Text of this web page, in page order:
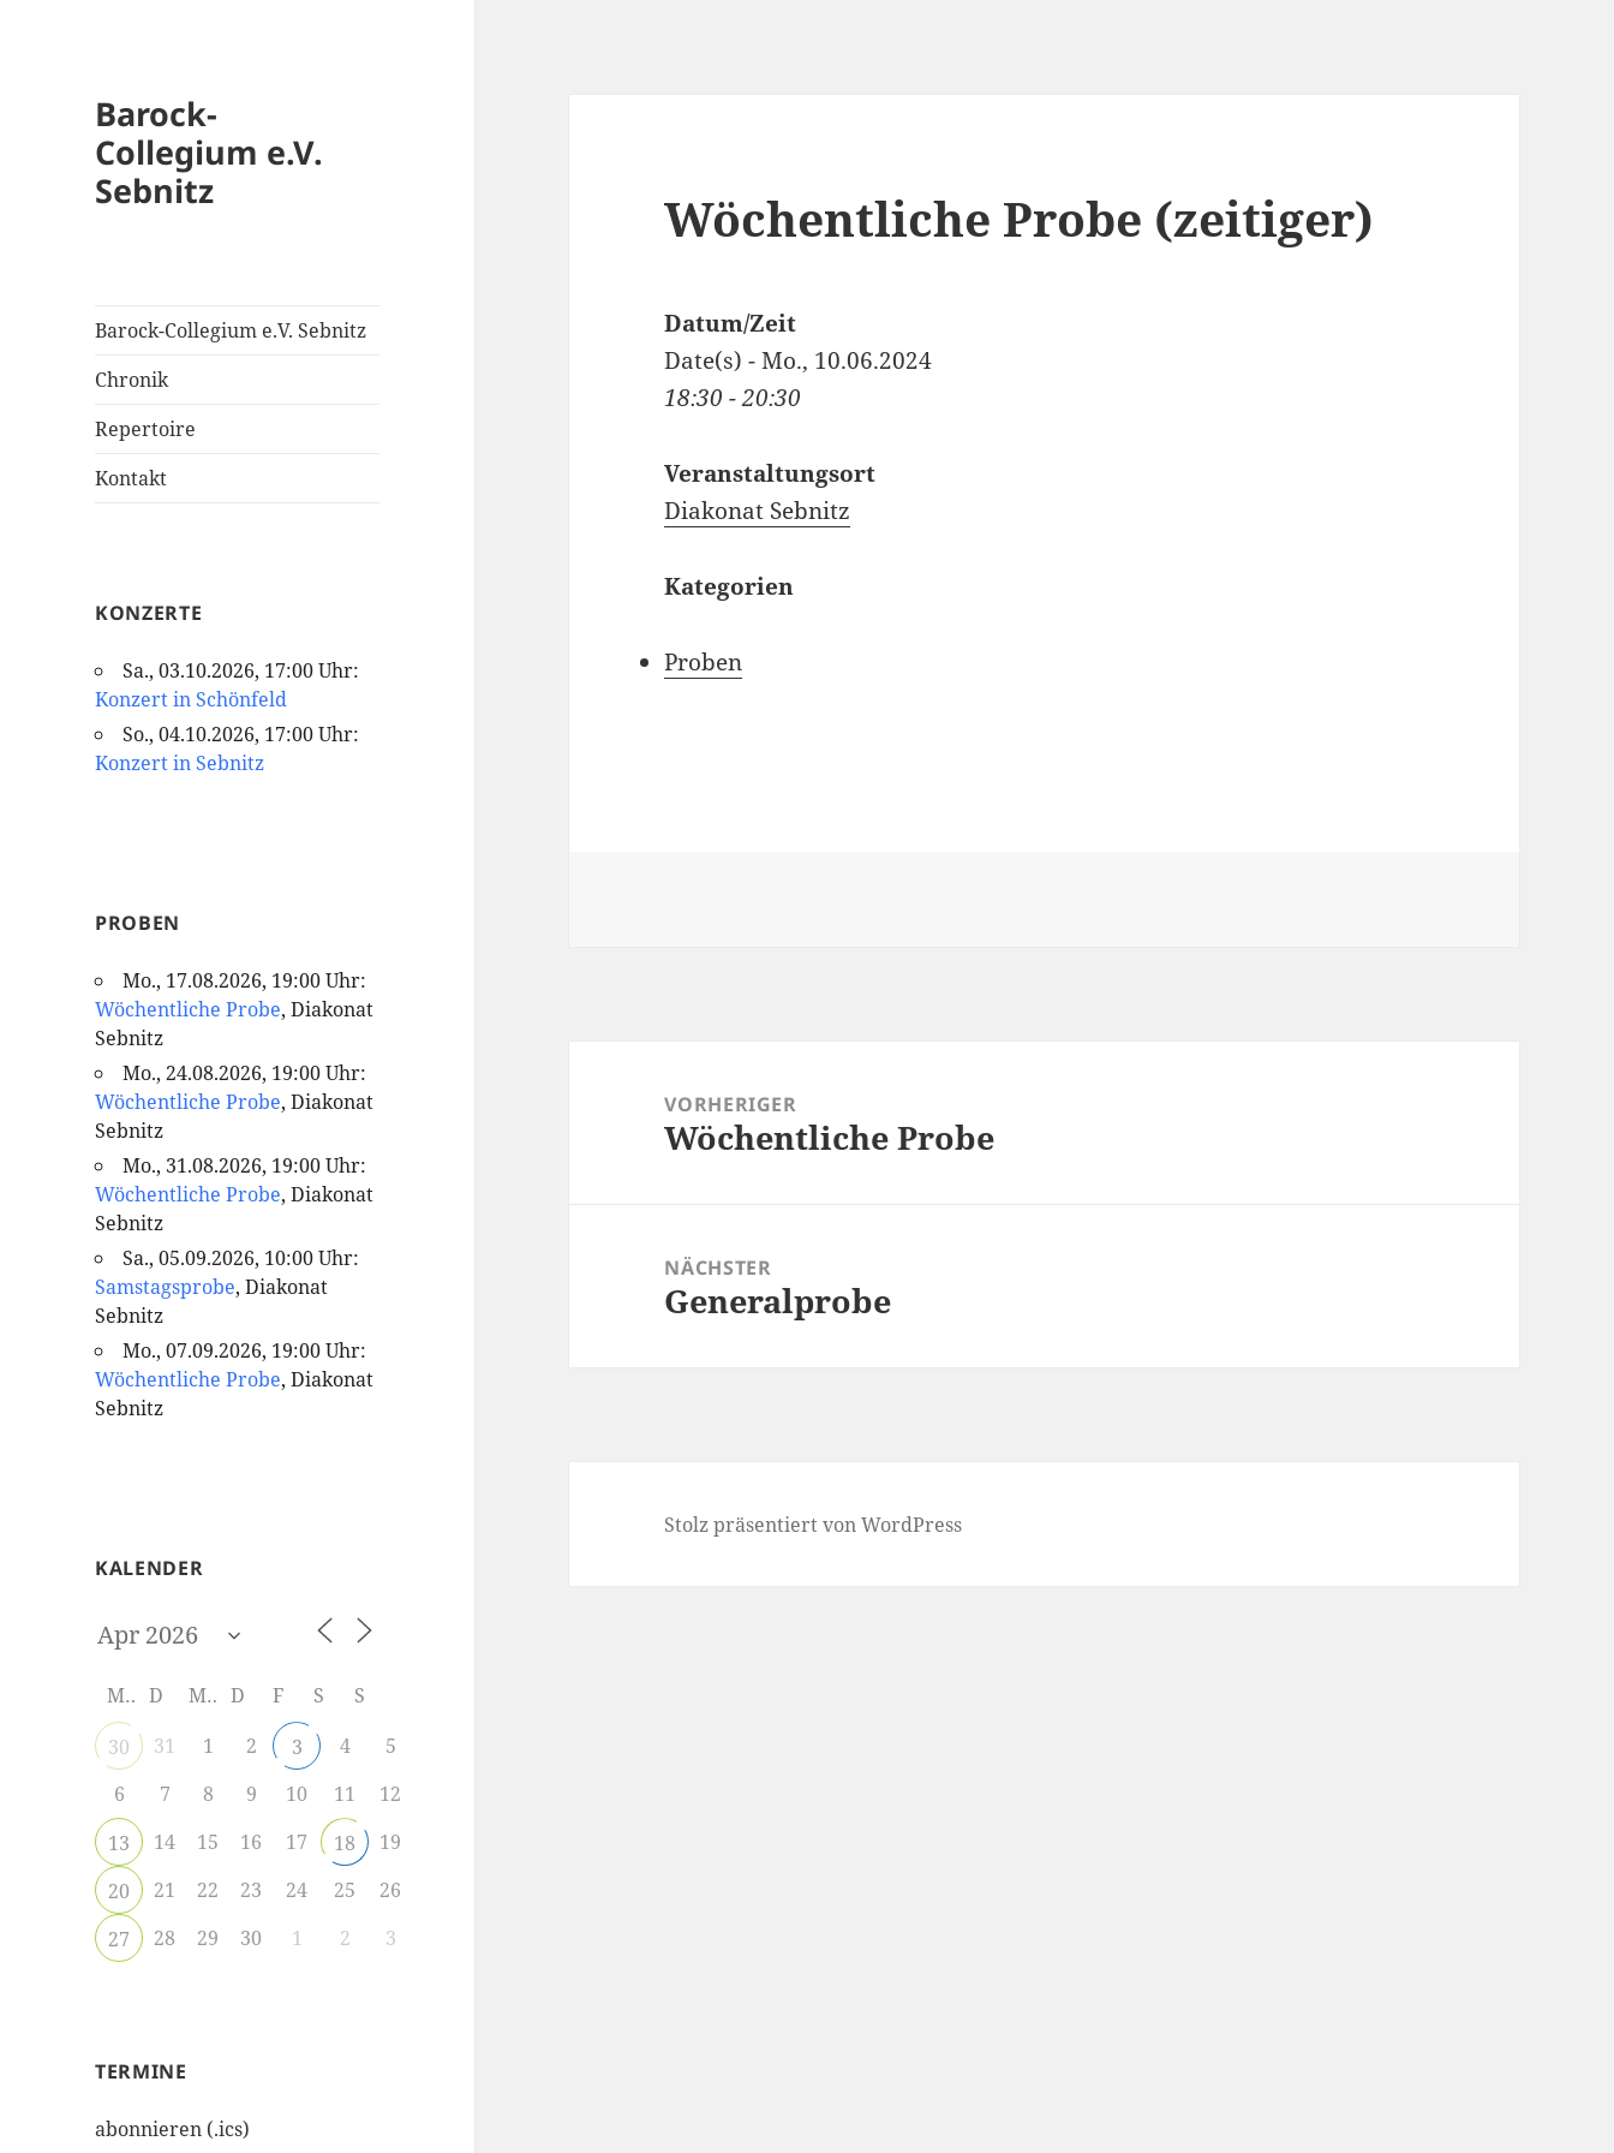
Barock-
Collegium e.V.
Sebnitz
Barock-Collegium e.V. Sebnitz
Chronik
Repertoire
Kontakt
KONZERTE
Sa., 03.10.2026, 17:00 Uhr:
Konzert in Schönfeld
So., 04.10.2026, 17:00 Uhr:
Konzert in Sebnitz
PROBEN
Mo., 17.08.2026, 19:00 Uhr:
Wöchentliche Probe, Diakonat
Sebnitz
Mo., 24.08.2026, 19:00 Uhr:
Wöchentliche Probe, Diakonat
Sebnitz
Mo., 31.08.2026, 19:00 Uhr:
Wöchentliche Probe, Diakonat
Sebnitz
Sa., 05.09.2026, 10:00 Uhr:
Samstagsprobe, Diakonat
Sebnitz
Mo., 07.09.2026, 19:00 Uhr:
Wöchentliche Probe, Diakonat
Sebnitz
KALENDER
M D M D F S
S
30
31 1 2 3 4
5
6
7 8 9 10 11
12
13
14 15 16 17 18
19
20
21 22 23 24 25
26
27
28 29 30 1 2 3
TERMINE
abonnieren (.ics)
Wöchentliche Probe (zeitiger)
Datum/Zeit
Date(s) - Mo., 10.06.2024
18:30 - 20:30
Veranstaltungsort
Diakonat Sebnitz
Kategorien
Proben
VORHERIGER
Vorheriger
Wöchentliche Probe
NÄCHSTER
Nächster
Generalprobe
Stolz präsentiert von WordPress